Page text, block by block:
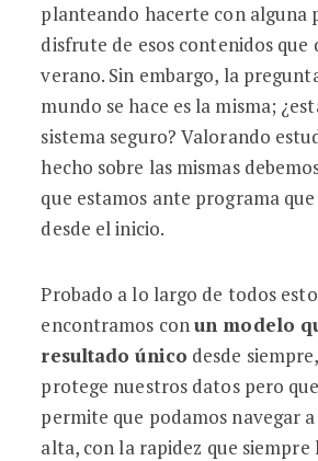
planteando hacerte con alguna
disfrute de esos contenidos que
verano. Sin embargo, la
mundo se hace es la misma;
sistema seguro? Valorando
hecho sobre las mismas
que estamos ante programa
desde el inicio.
Probado a lo largo de todos
encontramos conun modelo
resultado único desde
protege nuestros datos pero
permite que podamos navegar
alta, con la rapidez que siempre